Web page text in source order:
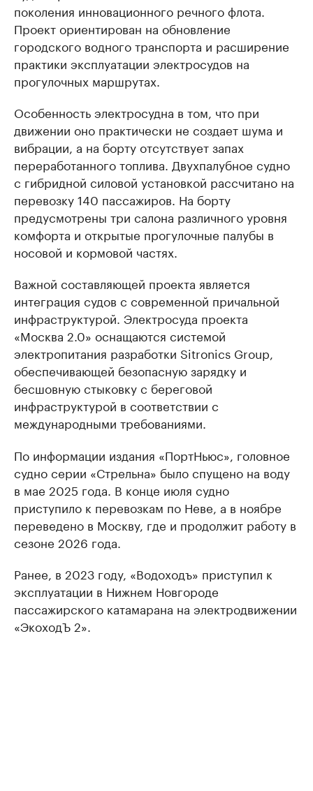
поколения инновационного речного флота.
Проект ориентирован на обновление
городского водного транспорта и расширение
практики эксплуатации электросудов на
прогулочных маршрутах.
Особенность электросудна в том, что при
движении оно практически не создает шума и
вибрации, а на борту отсутствует запах
переработанного топлива. Двухпалубное судно
с гибридной силовой установкой рассчитано на
перевозку 140 пассажиров. На борту
предусмотрены три салона различного уровня
комфорта и открытые прогулочные палубы в
носовой и кормовой частях.
Важной составляющей проекта является
интеграция судов с современной причальной
инфраструктурой. Электросуда проекта
«Москва 2.0» оснащаются системой
электропитания разработки Sitronics Group,
обеспечивающей безопасную зарядку и
бесшовную стыковку с береговой
инфраструктурой в соответствии с
международными требованиями.
По информации издания «ПортНьюс», головное
судно серии «Стрельна» было спущено на воду
в мае 2025 года. В конце июля судно
приступило к перевозкам по Неве, а в ноябре
переведено в Москву, где и продолжит работу в
сезоне 2026 года.
Ранее, в 2023 году, «Водоходъ» приступил к
эксплуатации в Нижнем Новгороде
пассажирского катамарана на электродвижении
«ЭкоходЪ 2».